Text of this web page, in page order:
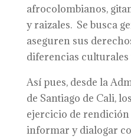
afrocolombianos,
y raizales. Se busca
aseguren sus
diferencias culturales
Así pues, desde la
de Santiago de Cali,
ejercicio de rendición
informar y dialogar